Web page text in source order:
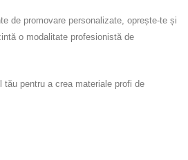
de promovare personalizate, oprește-te și
o modalitate profesionistă de
pentru a crea materiale profi de